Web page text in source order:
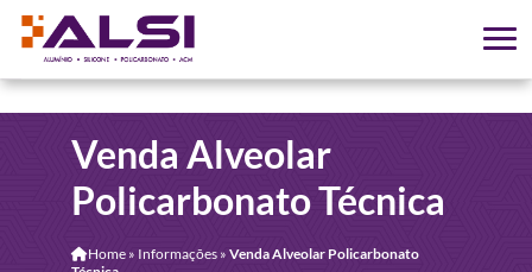
Venda Alveolar
Policarbonato Técnica
Home» Informações » Venda Alveolar Policarbonato